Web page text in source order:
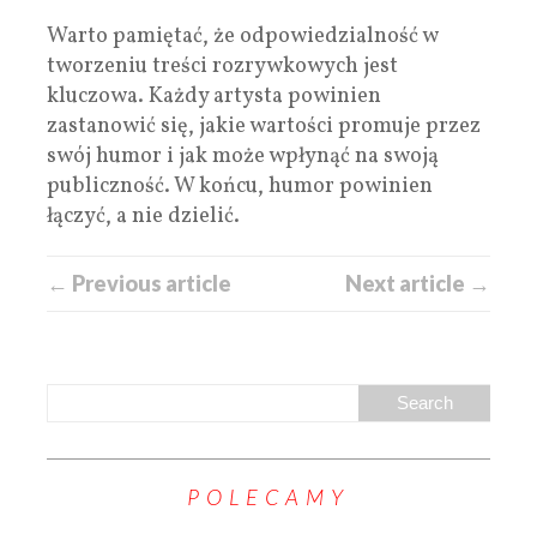
Warto pamiętać, że odpowiedzialność w
tworzeniu treści rozrywkowych jest
kluczowa. Każdy artysta powinien
zastanowić się, jakie wartości promuje przez
swój humor i jak może wpłynąć na swoją
publiczność. W końcu, humor powinien
łączyć, a nie dzielić.
← Previous article Next article →
POLECAMY